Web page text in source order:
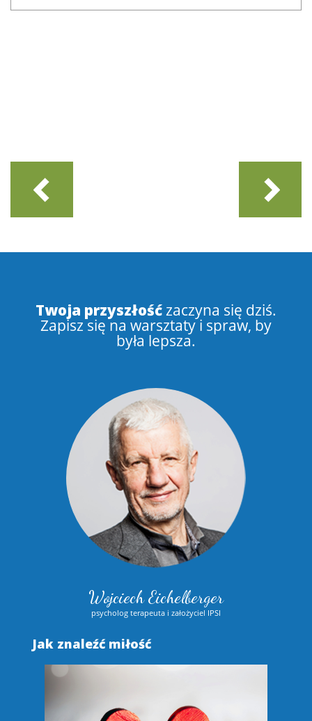
Twoja przyszłośćzaczyna się dziś.
Zapisz się na warsztaty i spraw, by
była lepsza.
Wojciech Eichelberger
psycholog terapeuta i założyciel IPSI
Jak znaleźć miłość